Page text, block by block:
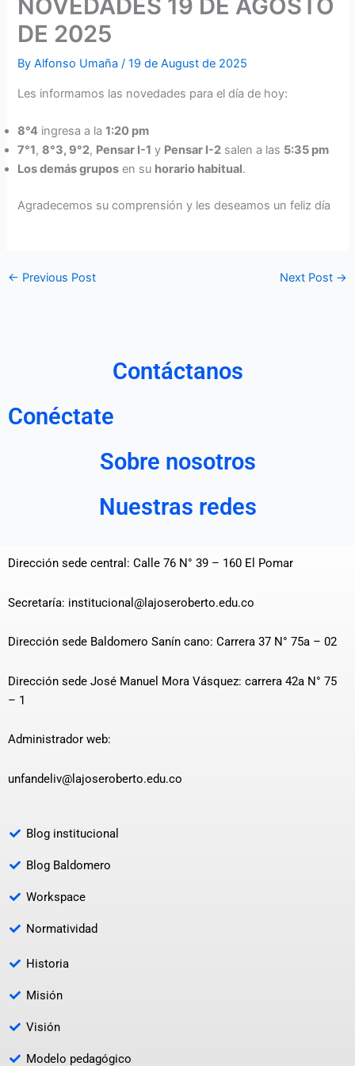
NOVEDADES 19 DE AGOSTO
DE 2025
ByAlfonso Umaña/19 de August de 2025
Les informamos las novedades para el día de hoy:
8°4 ingresa a la1:20 pm
7°1,8°3, 9°2, Pensar I-1 y Pensar I-2 salen a las 5:35 pm
Los demás grupos en su horario habitual.
Agradecemos su comprensión y les deseamos un feliz día
← Previous Post Next Post →
Contáctanos
Conéctate
Sobre nosotros
Nuestras redes
Dirección sede central: Calle 76 N° 39 – 160 El Pomar
Secretaría: institucional@lajoseroberto.edu.co
Dirección sede Baldomero Sanín cano: Carrera 37 N° 75a – 02
Dirección sede José Manuel Mora Vásquez: carrera 42a N° 75
– 1
Administrador web:
unfandeliv@lajoseroberto.edu.co
Blog institucional
Blog Baldomero
Workspace
Normatividad
Historia
Misión
Visión
Modelo pedagógico